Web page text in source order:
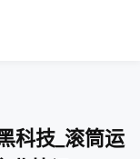
科技_滚筒运